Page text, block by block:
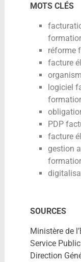
MOTS CLÉS
réforme
facture
logiciel
PDP
facture
gestion
SOURCES
Ministère de
Service
Direction